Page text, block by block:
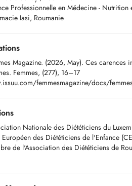
74, avenue de la Faïencerie, L-
25, Grand-Rue, L-9050 Ettelbruck
pratiques:
CNS remboursées à 88% (100%
disponible
vous : doctena.lu ou +352 691 379 172
membre ANDL (https://www.andl.lu/
français et roumain
consultation
du poids / rééquilibrage
prise de poids durable
Professionnelle en Médecine -
Iasi, Roumanie
Magazine. (2026, May). Ces carences
Femmes, (277), 16–17
femmesmagazine/docs/
Nationale des Diététiciens du
des Diététiciens de l'Enfance
de l'Association des Diététiciens de